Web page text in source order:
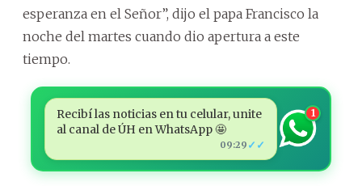
esperanza en el Señor”, dijo el papa Francisco la
noche del martes cuando dio apertura a este
tiempo.
Recibí las noticias en tu celular, unite
al canal de ÚH en WhatsApp 🤩
09:29 ✓✓
1